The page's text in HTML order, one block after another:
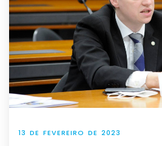
13 DE FEVEREIRO DE 2023